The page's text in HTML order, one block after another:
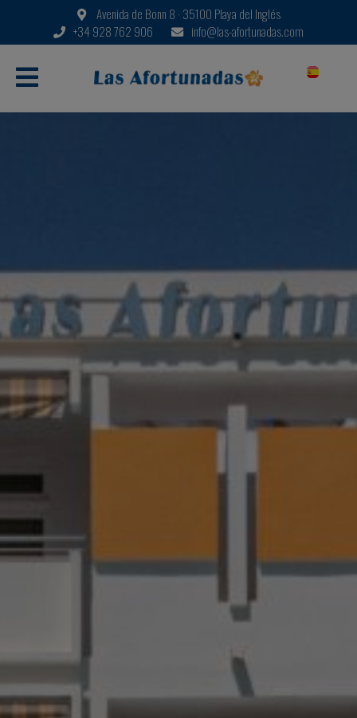
Avenida de Bonn 8 · 35100 Playa del Inglés
+34 928 762 906
info@las-afortunadas.com